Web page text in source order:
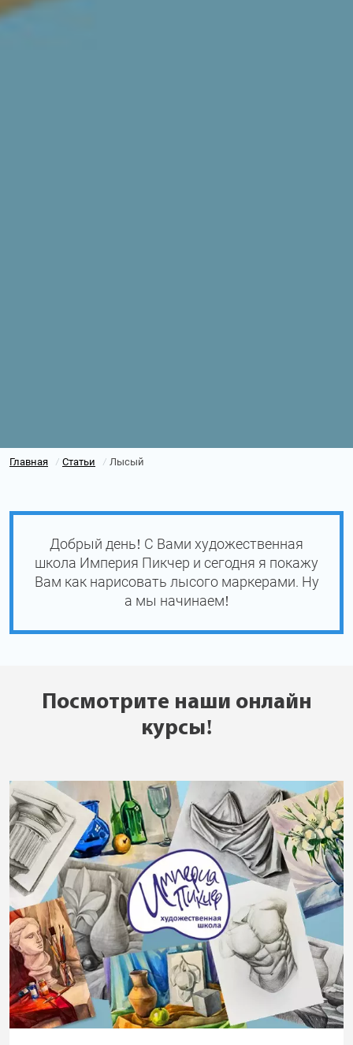
Главная / Статьи / Лысый
Добрый день! С Вами художественная
школа Империя Пикчер и сегодня я покажу
Вам как нарисовать лысого маркерами. Ну
а мы начинаем!
Посмотрите наши онлайн
курсы!